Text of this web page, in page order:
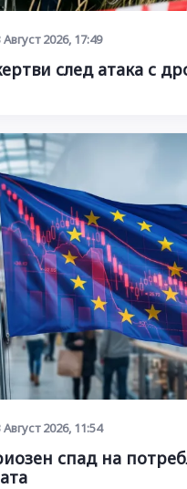
Август 2026, 17:49
след атака с
Август 2026, 11:54
спад на